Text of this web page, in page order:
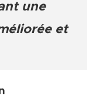
une
et